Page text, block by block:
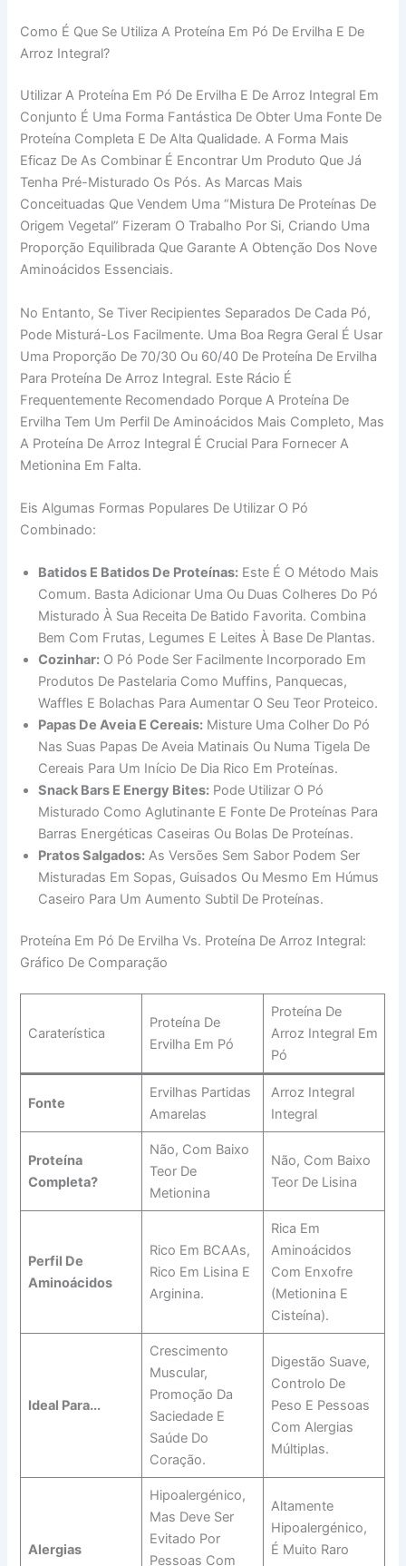
Como É Que Se Utiliza A Proteína Em Pó De Ervilha E De
Arroz Integral?
Utilizar A Proteína Em Pó De Ervilha E De Arroz Integral Em
Conjunto É Uma Forma Fantástica De Obter Uma Fonte De
Proteína Completa E De Alta Qualidade. A Forma Mais
Eficaz De As Combinar É Encontrar Um Produto Que Já
Tenha Pré-Misturado Os Pós. As Marcas Mais
Conceituadas Que Vendem Uma “mistura De Proteínas De
Origem Vegetal” Fizeram O Trabalho Por Si, Criando Uma
Proporção Equilibrada Que Garante A Obtenção Dos Nove
Aminoácidos Essenciais.
No Entanto, Se Tiver Recipientes Separados De Cada Pó,
Pode Misturá-Los Facilmente. Uma Boa Regra Geral É Usar
Uma Proporção De 70/30 Ou 60/40 De Proteína De Ervilha
Para Proteína De Arroz Integral. Este Rácio É
Frequentemente Recomendado Porque A Proteína De
Ervilha Tem Um Perfil De Aminoácidos Mais Completo, Mas
A Proteína De Arroz Integral É Crucial Para Fornecer A
Metionina Em Falta.
Eis Algumas Formas Populares De Utilizar O Pó
Combinado:
Batidos E Batidos De Proteínas: Este É O Método Mais
Comum. Basta Adicionar Uma Ou Duas Colheres Do Pó
Misturado À Sua Receita De Batido Favorita. Combina
Bem Com Frutas, Legumes E Leites À Base De Plantas.
Cozinhar: O Pó Pode Ser Facilmente Incorporado Em
Produtos De Pastelaria Como Muffins, Panquecas,
Waffles E Bolachas Para Aumentar O Seu Teor Proteico.
Papas De Aveia E Cereais: Misture Uma Colher Do Pó
Nas Suas Papas De Aveia Matinais Ou Numa Tigela De
Cereais Para Um Início De Dia Rico Em Proteínas.
Snack Bars E Energy Bites: Pode Utilizar O Pó
Misturado Como Aglutinante E Fonte De Proteínas Para
Barras Energéticas Caseiras Ou Bolas De Proteínas.
Pratos Salgados: As Versões Sem Sabor Podem Ser
Misturadas Em Sopas, Guisados Ou Mesmo Em Húmus
Caseiro Para Um Aumento Subtil De Proteínas.
Proteína Em Pó De Ervilha Vs. Proteína De Arroz Integral:
Gráfico De Comparação
Caraterística
Proteína De
Ervilha Em Pó
Proteína De
Arroz Integral Em
Pó
Fonte
Ervilhas Partidas
Amarelas
Arroz Integral
Integral
Proteína
Completa?
Não, Com Baixo
Teor De
Metionina
Não, Com Baixo
Teor De Lisina
Perfil De
Aminoácidos
Rico Em BCAAs,
Rico Em Lisina E
Arginina.
Rica Em
Aminoácidos
Com Enxofre
(metionina E
Cisteína).
Ideal Para...
Crescimento
Muscular,
Promoção Da
Saciedade E
Saúde Do
Coração.
Digestão Suave,
Controlo De
Peso E Pessoas
Com Alergias
Múltiplas.
Alergias
Hipoalergénico,
Mas Deve Ser
Evitado Por
Pessoas Com
Altamente
Hipoalergénico,
É Muito Raro